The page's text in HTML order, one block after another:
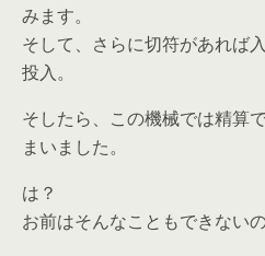
みます。
そして、さらに切符があれば
投入。
そしたら、この機械では精算
まいました。
は？
お前はそんなこともできない